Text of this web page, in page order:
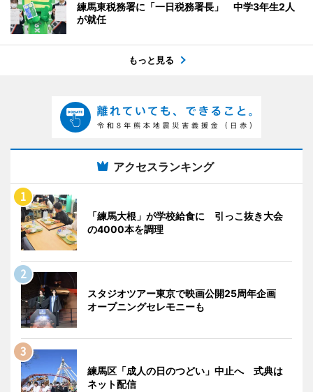
練馬東税務署に「一日税務署長」 中学3年生2人
が就任
もっと見る
アクセスランキング
「練馬大根」が学校給食に 引っこ抜き大会
の4000本を調理
スタジオツアー東京で映画公開25周年企画
オープニングセレモニーも
練馬区「成人の日のつどい」中止へ 式典は
ネット配信